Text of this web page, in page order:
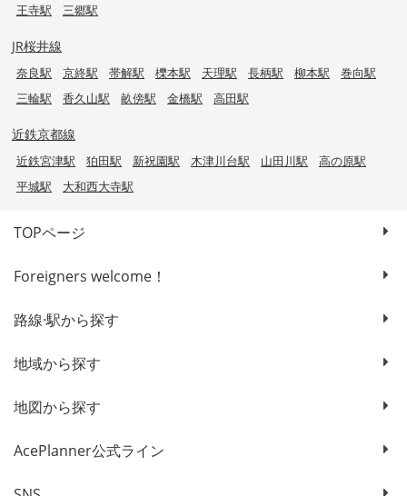
王寺駅
三郷駅
JR桜井線
奈良駅 京終駅 帯解駅 櫟本駅 天理駅 長柄駅 柳本駅
巻向駅
三輪駅
香久山駅 畝傍駅 金橋駅 高田駅
近鉄京都線
近鉄宮津駅 狛田駅 新祝園駅 木津川台駅 山田川駅
高の原駅
平城駅
大和西大寺駅
TOPページ
Foreigners welcome！
路線·駅から探す
地域から探す
地図から探す
AcePlanner公式ライン